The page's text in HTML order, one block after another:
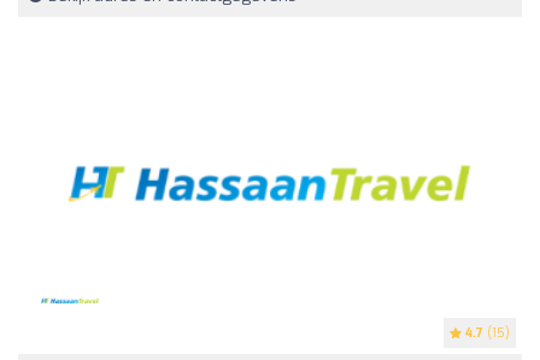
4.7 (15)